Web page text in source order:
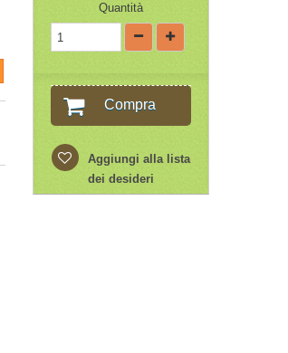
Quantità
Compra
Aggiungi alla lista
dei desideri